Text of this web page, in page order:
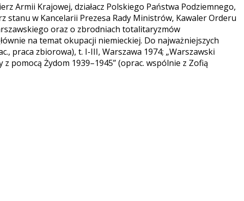
Armii Krajowej, działacz Polskiego Państwa Podziemnego,
w Kancelarii Prezesa Rady Ministrów, Kawaler Orderu
oraz o zbrodniach totalitaryzmów
na temat okupacji niemieckiej. Do najważniejszych
praca zbiorowa), t. I-III, Warszawa 1974; „Warszawski
z pomocą Żydom 1939–1945” (oprac. wspólnie z Zofią